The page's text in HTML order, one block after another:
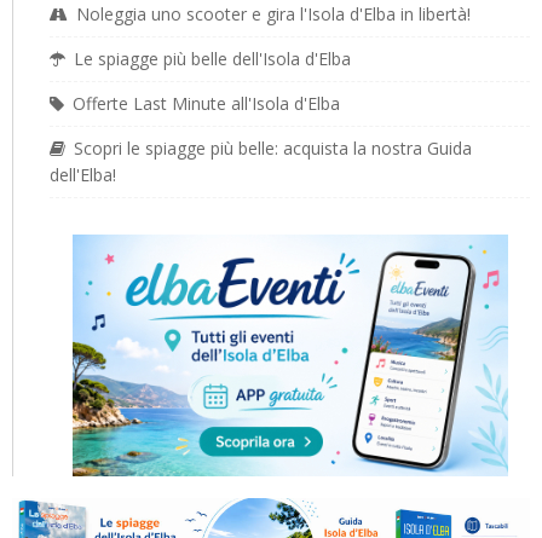
Noleggia uno scooter e gira l'Isola d'Elba in libertà!
Le spiagge più belle dell'Isola d'Elba
Offerte Last Minute all'Isola d'Elba
Scopri le spiagge più belle: acquista la nostra Guida
dell'Elba!